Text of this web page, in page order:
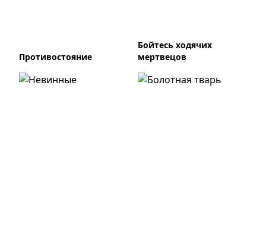
Противостояние
Бойтесь ходячих
мертвецов